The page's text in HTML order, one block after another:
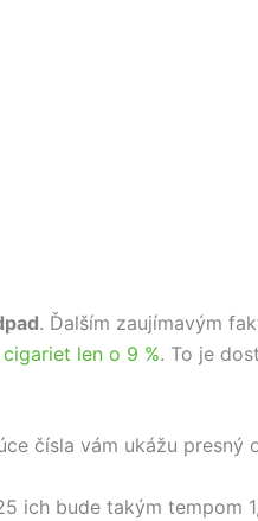
. Ďalším zaujímavým
len o 9 %. To je
čísla vám ukážu presný
ich bude takým tempom